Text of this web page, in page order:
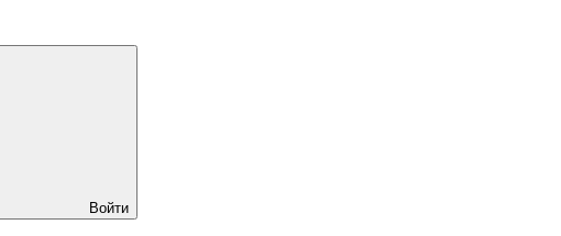
Войти